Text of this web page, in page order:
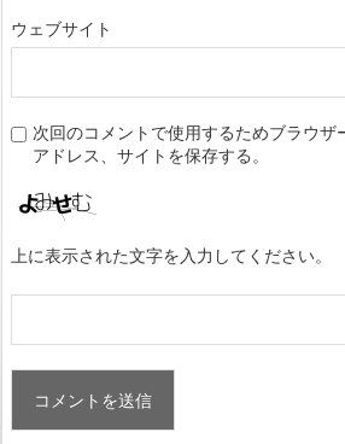
ウェブサイト
次回のコメントで使用するためブラウザ
アドレス、サイトを保存する。
上に表示された文字を入力してください。